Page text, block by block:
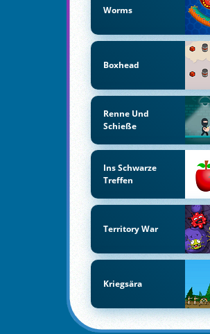
Worms
Boxhead
Renne Und
Schieße
Ins Schwarze
Treffen
Territory War
Kriegsära